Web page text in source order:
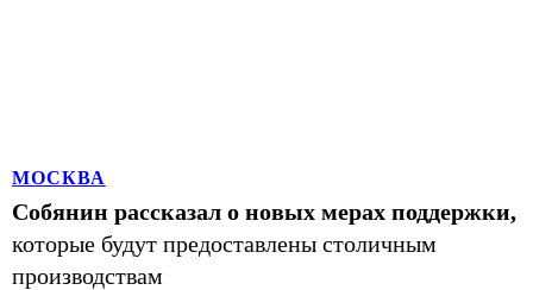
МОСКВА
Собянин рассказал о новых мерах поддержки,
которые будут предоставлены столичным
производствам